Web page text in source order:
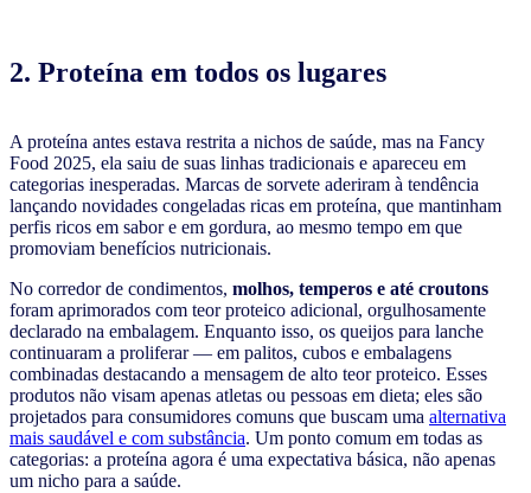
2. Proteína em todos os lugares
A proteína antes estava restrita a nichos de saúde, mas na Fancy
Food 2025, ela saiu de suas linhas tradicionais e apareceu em
categorias inesperadas. Marcas de sorvete aderiram à tendência
lançando novidades congeladas ricas em proteína, que mantinham
perfis ricos em sabor e em gordura, ao mesmo tempo em que
promoviam benefícios nutricionais.
No corredor de condimentos, molhos, temperos e até croutons
foram aprimorados com teor proteico adicional, orgulhosamente
declarado na embalagem. Enquanto isso, os queijos para lanche
continuaram a proliferar — em palitos, cubos e embalagens
combinadas destacando a mensagem de alto teor proteico. Esses
produtos não visam apenas atletas ou pessoas em dieta; eles são
projetados para consumidores comuns que buscam uma alternativa
mais saudável e com substância. Um ponto comum em todas as
categorias: a proteína agora é uma expectativa básica, não apenas
um nicho para a saúde.